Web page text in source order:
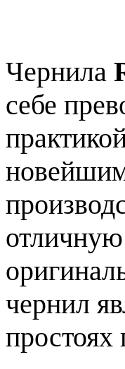
Чернила
себе
чернил
простоях